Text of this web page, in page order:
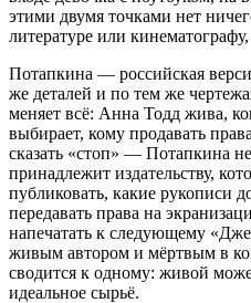
этими двумя точками нет
литературе или
Потапкина — российская
же деталей и по тем же
меняет всё: Анна Тодд жива,
выбирает, кому продавать
сказать «стоп» — Потапкина
принадлежит издательству,
публиковать, какие рукописи
передавать права на
напечатать к следующему
живым автором и мёртвым в
сводится к одному: живой
идеальное сырьё.